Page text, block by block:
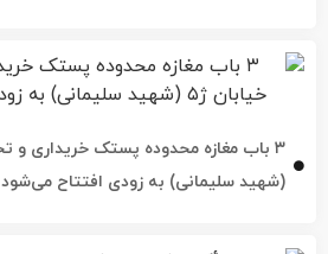
(شهید سلیمانی) به زودی افتتاح می‌شود